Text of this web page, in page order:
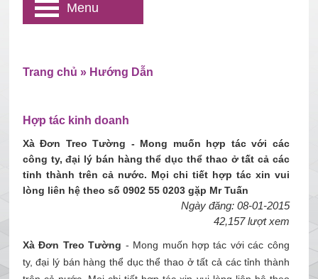
Hợp tác kinh doanh
Xà Đơn Treo Tường - Mong muốn hợp tác với các
công ty, đại lý bán hàng thể dục thể thao ở tất cả các
tỉnh thành trên cả nước. Mọi chi tiết hợp tác xin vui
lòng liên hệ theo số 0902 55 0203 gặp Mr Tuấn
Ngày đăng: 08-01-2015
42,157 lượt xem
Xà Đơn Treo Tường - Mong muốn hợp tác với các công
ty, đại lý bán hàng thể dục thể thao ở tất cả các tỉnh thành
Trang chủ » Hướng Dẫn
Menu